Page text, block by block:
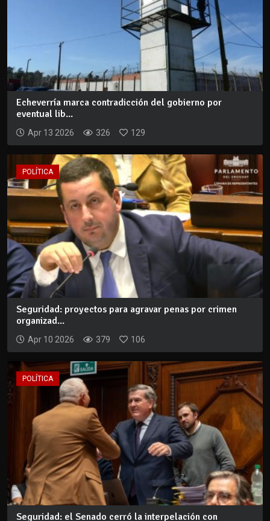
Echeverría marca contradicción del gobierno por
eventual lib...
Apr 13 2026 326 129
POLÍTICA
Seguridad: proyectos para agravar penas por crimen
organizad...
Apr 10 2026 379 106
POLÍTICA
Seguridad: el Senado cerró la interpelación con